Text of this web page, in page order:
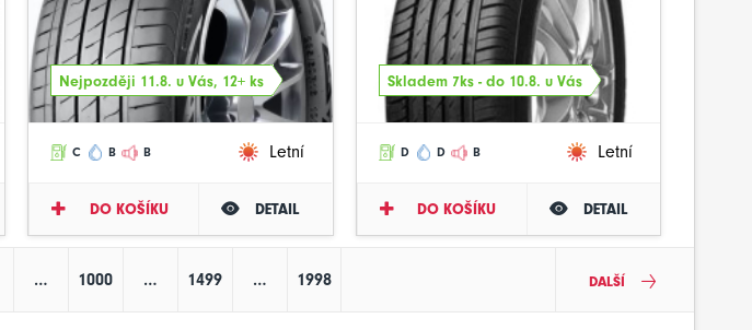
Nejpozději 11.8. u Vás, 12+ ks
C B B Letní
DO KOŠÍKU DETAIL
Skladem 7ks - do 10.8. u Vás
D D B Letní
DO KOŠÍKU DETAIL
… 1000 … 1499 … 1998 DALŠÍ